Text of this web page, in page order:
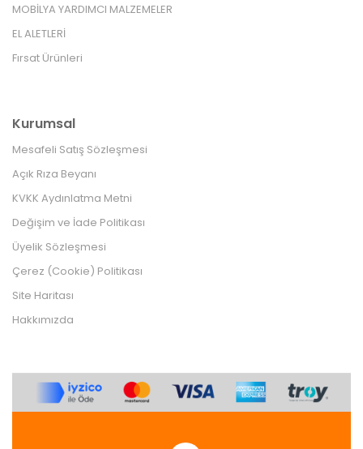
MOBİLYA YARDIMCI MALZEMELER
EL ALETLERİ
Fırsat Ürünleri
Kurumsal
Mesafeli Satış Sözleşmesi
Açık Rıza Beyanı
KVKK Aydınlatma Metni
Değişim ve İade Politikası
Üyelik Sözleşmesi
Çerez (Cookie) Politikası
Site Haritası
Hakkımızda